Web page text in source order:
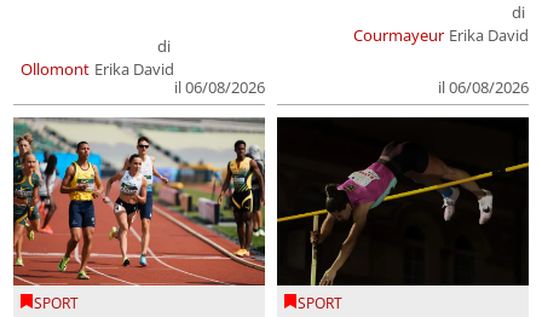
Ollomont
di
Erika David
il 06/08/2026
Courmayeur
di
Erika David
il 06/08/2026
SPORT SPORT